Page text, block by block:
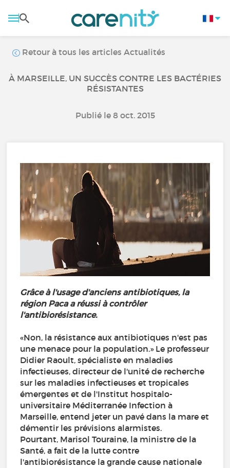
Retour à tous les articles Actualités
À MARSEILLE, UN SUCCÈS CONTRE LES BACTÉRIES
RÉSISTANTES
Publié le 8 oct. 2015
Grâce à l'usage d'anciens antibiotiques, la
région Paca a réussi à contrôler
l'antibiorésistance.
«Non, la résistance aux antibiotiques n'est pas
une menace pour la population.» Le professeur
Didier Raoult, spécialiste en maladies
infectieuses, directeur de l'unité de recherche
sur les maladies infectieuses et tropicales
émergentes et de l'Institut hospitalo-
universitaire Méditerranée Infection à
Marseille, entend jeter un pavé dans la mare et
démentir les prévisions alarmistes.
Pourtant, Marisol Touraine, la ministre de la
Santé, a fait de la lutte contre
l'antibiorésistance la grande cause nationale